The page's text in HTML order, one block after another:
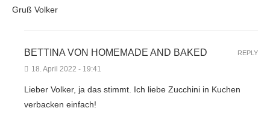
Gruß Volker
BETTINA VON HOMEMADE AND BAKED
18. April 2022 - 19:41
Lieber Volker, ja das stimmt. Ich liebe Zucchini in Kuchen
verbacken einfach!
REPLY